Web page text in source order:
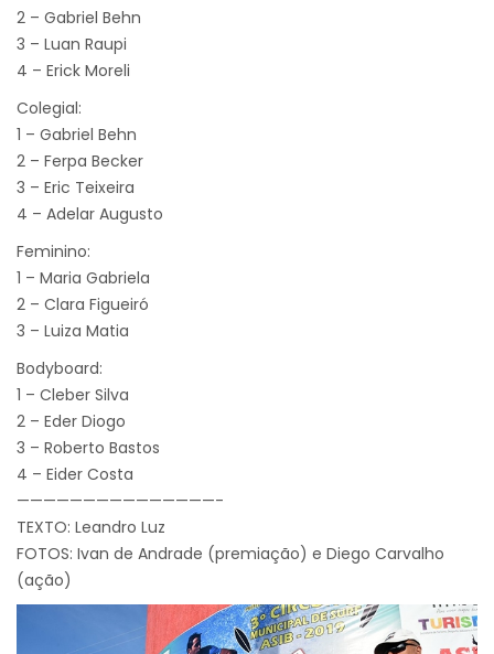
2 – Gabriel Behn
3 – Luan Raupi
4 – Erick Moreli
Colegial:
1 – Gabriel Behn
2 – Ferpa Becker
3 – Eric Teixeira
4 – Adelar Augusto
Feminino:
1 – Maria Gabriela
2 – Clara Figueiró
3 – Luiza Matia
Bodyboard:
1 – Cleber Silva
2 – Eder Diogo
3 – Roberto Bastos
4 – Eider Costa
———————————————-
TEXTO: Leandro Luz
FOTOS: Ivan de Andrade (premiação) e Diego Carvalho
(ação)